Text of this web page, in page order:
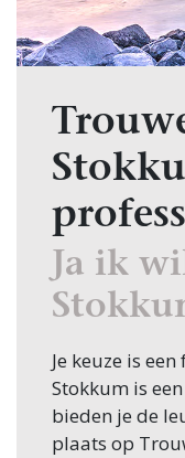
Ja ik
Je keuze is
Stokkum is
bieden je de
plaats op